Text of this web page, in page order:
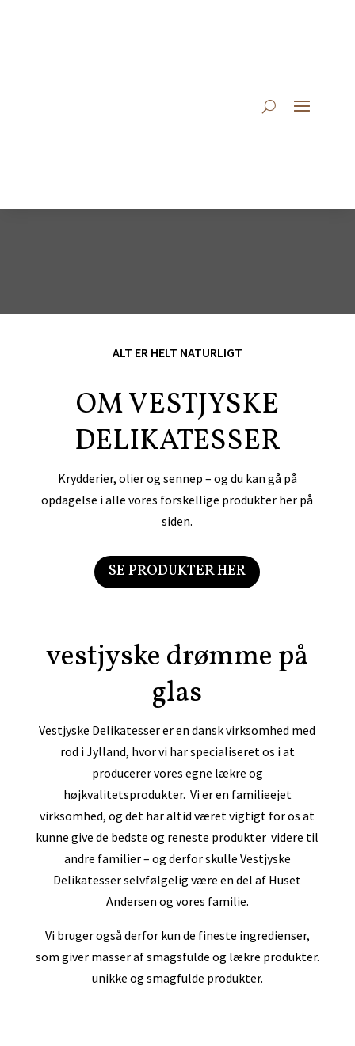
ALT ER HELT NATURLIGT
OM VESTJYSKE
DELIKATESSER
Krydderier, olier og sennep – og du kan gå på
opdagelse i alle vores forskellige produkter her på
siden.
SE PRODUKTER HER
vestjyske drømme på
glas
Vestjyske Delikatesser er en dansk virksomhed med
rod i Jylland, hvor vi har specialiseret os i at
producerer vores egne lækre og
højkvalitetsprodukter. Vi er en familieejet
virksomhed, og det har altid været vigtigt for os at
kunne give de bedste og reneste produkter videre til
andre familier – og derfor skulle Vestjyske
Delikatesser selvfølgelig være en del af Huset
Andersen og vores familie.
Vi bruger også derfor kun de fineste ingredienser,
som giver masser af smagsfulde og lækre produkter.
unikke og smagfulde produkter.